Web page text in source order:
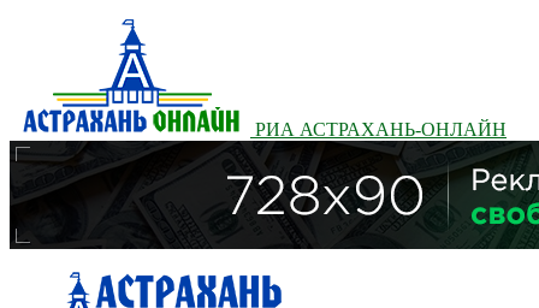
РИА АСТРАХАНЬ-ОНЛАЙН